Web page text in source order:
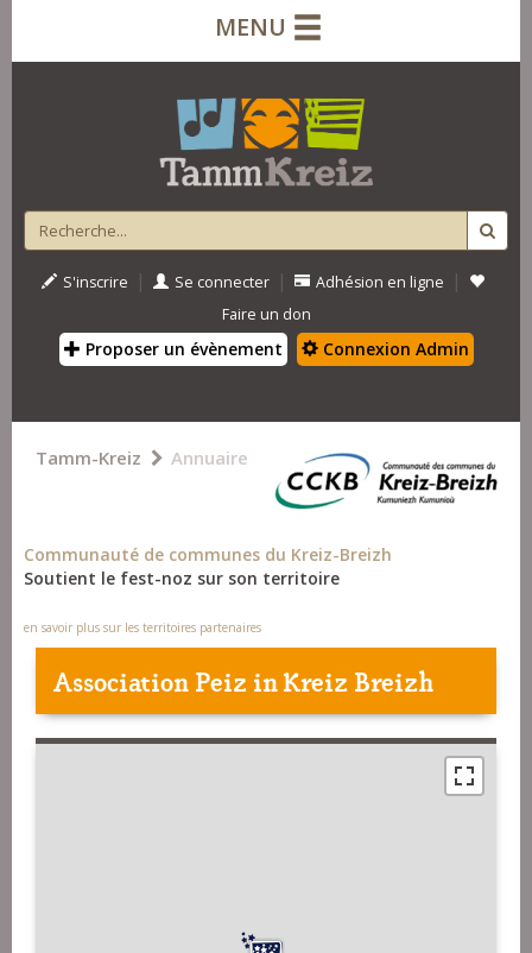
MENU
S'inscrire | Se connecter | Adhésion en ligne |
Faire un don
Proposer un évènement Connexion Admin
Tamm-Kreiz Annuaire
Communauté de communes du Kreiz-Breizh
Soutient le fest-noz sur son territoire
en savoir plus sur les territoires partenaires
Association Peiz in Kreiz Breizh